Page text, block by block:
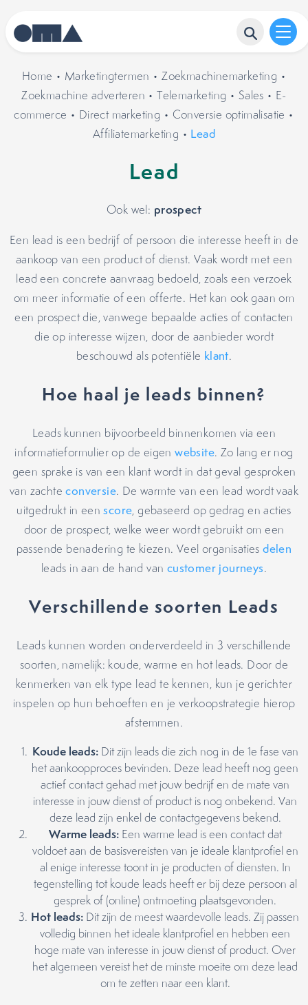
Home • Marketingtermen •Zoekmachinemarketing •
Zoekmachine adverteren •Telemarketing • Sales • E-
commerce • Direct marketing • Conversie optimalisatie •
Affiliatemarketing • Lead
Lead
Ook wel: prospect
Een lead is een bedrijf of persoon die interesse heeft in de
aankoop van een product of dienst. Vaak wordt met een
lead een concrete aanvraag bedoeld, zoals een verzoek
om meer informatie of een offerte. Het kan ook gaan om
een prospect die, vanwege bepaalde acties of contacten
die op interesse wijzen, door de aanbieder wordt
beschouwd als potentiële klant.
Hoe haal je leads binnen?
Leads kunnen bijvoorbeeld binnenkomen via een
informatieformulier op de eigenwebsite. Zo lang er nog
geen sprake is van een klant wordt in dat geval gesproken
van zachteconversie. De warmte van een lead wordt vaak
uitgedrukt in eenscore, gebaseerd op gedrag en acties
door de prospect, welke weer wordt gebruikt om een
passende benadering te kiezen. Veel organisatiesdelen
leads in aan de hand van customer journeys.
Verschillende soorten Leads
Leads kunnen worden onderverdeeld in 3 verschillende
soorten, namelijk: koude, warme en hot leads. Door de
kenmerken van elk type lead te kennen, kun je gerichter
inspelen op hun behoeften en je verkoopstrategie hierop
afstemmen.
Koude leads:Dit zijn leads die zich nog in de 1e fase van
het aankoopproces bevinden. Deze lead heeft nog geen
actief contact gehad met jouw bedrijf en de mate van
interesse in jouw dienst of product is nog onbekend. Van
deze lead zijn enkel de contactgegevens bekend.
Warme leads:Een warme lead is een contact dat
voldoet aan de basisvereisten van je ideale klantprofiel en
al enige interesse toont in je producten of diensten. In
tegenstelling tot koude leads heeft er bij deze persoon al
gesprek of (online) ontmoeting plaatsgevonden.
Hot leads: Dit zijn de meest waardevolle leads. Zij passen
volledig binnen het ideale klantprofiel en hebben een
hoge mate van interesse in jouw dienst of product. Over
het algemeen vereist het de minste moeite om deze lead
om te zetten naar een klant.